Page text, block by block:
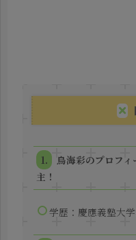
鳥海彩のプロフ
主！
学歴：慶應義塾大